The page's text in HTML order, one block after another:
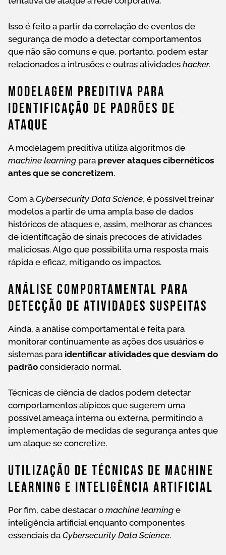
Isso é feito a partir da correlação de eventos de
segurança de modo a detectar comportamentos
que não são comuns e que, portanto, podem estar
relacionados a intrusões e outras atividades hacker.
Modelagem Preditiva Para
Identificação De Padrões De
Ataque
A modelagem preditiva utiliza algoritmos de
machine learning para prever ataques cibernéticos
antes que se concretizem.
Com a Cybersecurity Data Science, é possível treinar
modelos a partir de uma ampla base de dados
históricos de ataques e, assim, melhorar as chances
de identificação de sinais precoces de atividades
maliciosas. Algo que possibilita uma resposta mais
rápida e eficaz, mitigando os impactos.
Análise Comportamental Para
Detecção De Atividades Suspeitas
Ainda, a análise comportamental é feita para
monitorar continuamente as ações dos usuários e
sistemas para identificar atividades que desviam do
padrão considerado normal.
Técnicas de ciência de dados podem detectar
comportamentos atípicos que sugerem uma
possível ameaça interna ou externa, permitindo a
implementação de medidas de segurança antes que
um ataque se concretize.
Utilização De Técnicas De Machine
Learning E Inteligência Artificial
Por fim, cabe destacar o machine learning e
inteligência artificial enquanto componentes
essenciais da Cybersecurity Data Science.